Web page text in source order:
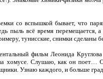
со вспышкой бывает, что
пыль всё время
тунисские, снимки сделаны
фильм Леонида
хомусе. Слушаю, как он поет…
Узнаю каждого, и больше